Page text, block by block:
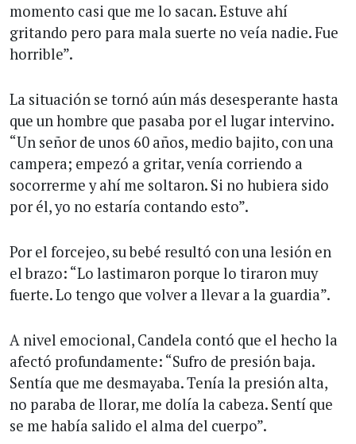
momento casi que me lo sacan. Estuve ahí
gritando pero para mala suerte no veía nadie. Fue
horrible”.
La situación se tornó aún más desesperante hasta
que un hombre que pasaba por el lugar intervino.
“Un señor de unos 60 años, medio bajito, con una
campera; empezó a gritar, venía corriendo a
socorrerme y ahí me soltaron. Si no hubiera sido
por él, yo no estaría contando esto”.
Por el forcejeo, su bebé resultó con una lesión en
el brazo: “Lo lastimaron porque lo tiraron muy
fuerte. Lo tengo que volver a llevar a la guardia”.
A nivel emocional, Candela contó que el hecho la
afectó profundamente: “Sufro de presión baja.
Sentía que me desmayaba. Tenía la presión alta,
no paraba de llorar, me dolía la cabeza. Sentí que
se me había salido el alma del cuerpo”.